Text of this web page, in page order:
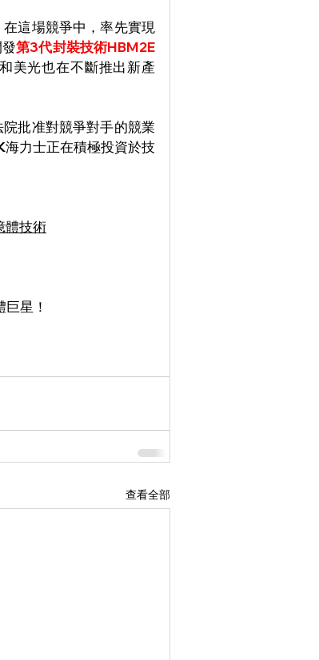
這場競爭中，率先實現
第3代封裝技術HBM2E
美光也在不斷推出新產
批准對競爭對手的競業
力士正在積極投資於技
體技術
星！
查看全部